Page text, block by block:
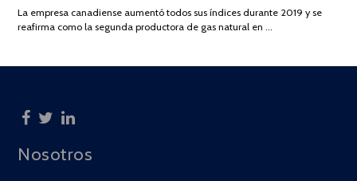
2025
La empresa canadiense aumentó todos sus índices durante 2019 y se
reafirma como la segunda productora de gas natural en …
Nosotros